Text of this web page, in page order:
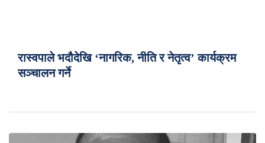
रास्वपाले भदौदेखि ‘नागरिक, नीति र नेतृत्व’ कार्यक्रम
सञ्चालन गर्ने